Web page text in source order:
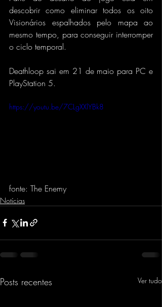
descobrir como eliminar todos os oito
Visionários espalhados pelo mapa ao
mesmo tempo, para conseguir interromper
o ciclo temporal.
Deathloop sai em 21 de maio para PC e
PlayStation 5.
https://youtu.be/7CLgXXlYBk8
fonte: The Enemy
Notícias
Posts recentes Ver tudo